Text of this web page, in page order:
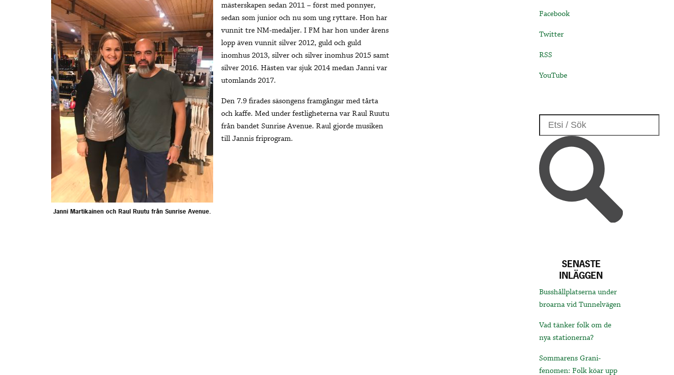
Janni Martikainen och Raul Ruutu från Sunrise Avenue.
mästerskapen sedan 2011 – först med ponnyer,
sedan som junior och nu som ung ryttare. Hon har
vunnit tre NM-medaljer. I FM har hon under årens
lopp även vunnit silver 2012, guld och guld
inomhus 2013, silver och silver inomhus 2015 samt
silver 2016. Hästen var sjuk 2014 medan Janni var
utomlands 2017.
Den 7.9 firades säsongens framgångar med tårta
och kaffe. Med under festligheterna var Raul Ruutu
från bandet Sunrise Avenue. Raul gjorde musiken
till Jannis friprogram.
Facebook
Twitter
RSS
YouTube
SENASTE
INLÄGGEN
Busshållplatserna under
broarna vid Tunnelvägen
Vad tänker folk om de
nya stationerna?
Sommarens Grani-
fenomen: Folk köar upp